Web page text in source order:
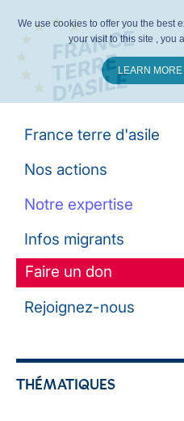
France terre d'asile
Nos actions
Notre expertise
Infos migrants
Faire un don
Rejoignez-nous
THÉMATIQUES
We use cookies to offer you the best
your visit to this site , you
LEARN MORE